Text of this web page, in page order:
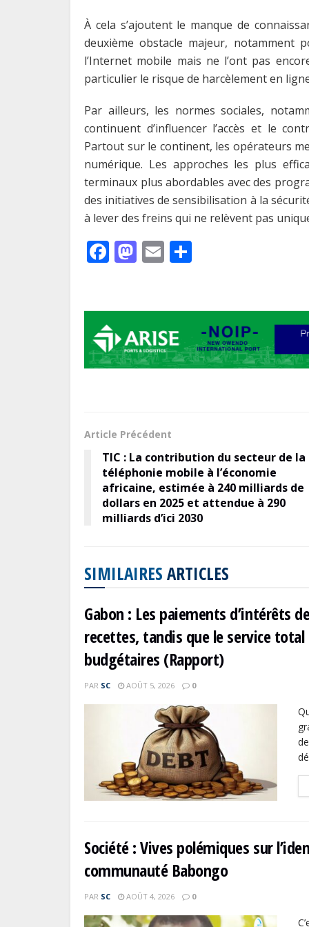
À cela s’ajoutent le manque de
deuxième obstacle majeur, notamment
l’Internet mobile mais ne l’ont pas
particulier le risque de harcèlement en
Par ailleurs, les normes sociales,
continuent d’influencer l’accès et le
Partout sur le continent, les opérateurs
numérique. Les approches les plus
terminaux plus abordables avec des
des initiatives de sensibilisation à la
à lever des freins qui ne relèvent pas
F
b
o
o
M
d
o
n
E
l g
er
Article Précédent
TIC : La contribution du secteur de la
téléphonie mobile à l’économie
africaine, estimée à 240 milliards de
dollars en 2025 et attendue à 290
milliards d’ici 2030
SIMILAIRES ARTICLES
Gabon : Les paiements d’intérêts
recettes, tandis que le service
budgétaires (Rapport)
PAR SC AOÛT 5, 2026 0
Société : Vives polémiques sur
communauté Babongo
PAR SC AOÛT 4, 2026 0